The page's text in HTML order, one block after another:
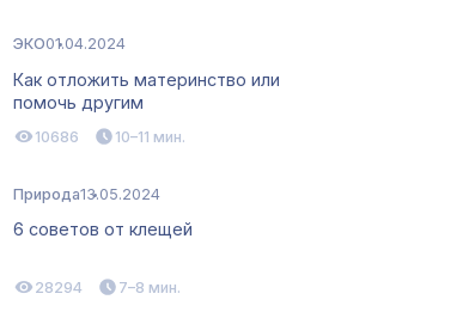
ЭКО01.04.2024
Как отложить материнство или
помочь другим
10686 10–11 мин.
Природа13.05.2024
6 советов от клещей
28294 7–8 мин.